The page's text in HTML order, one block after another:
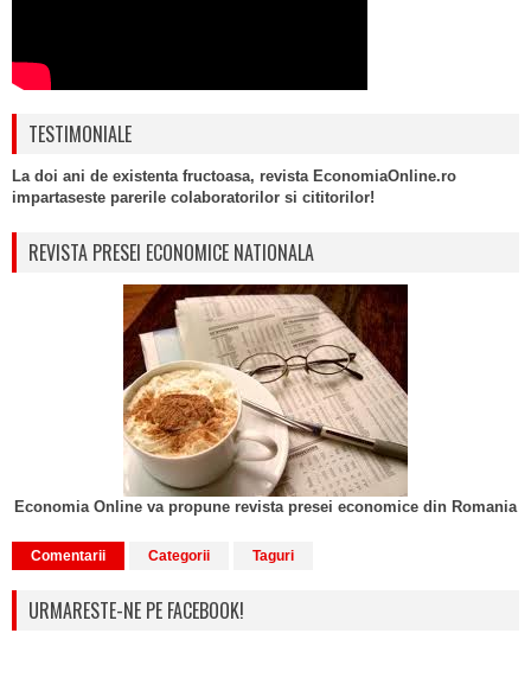
TESTIMONIALE
La doi ani de existenta fructoasa, revista EconomiaOnline.ro
impartaseste parerile colaboratorilor si cititorilor!
REVISTA PRESEI ECONOMICE NATIONALA
Economia Online va propune revista presei economice din Romania
Comentarii Categorii Taguri
URMARESTE-NE PE FACEBOOK!